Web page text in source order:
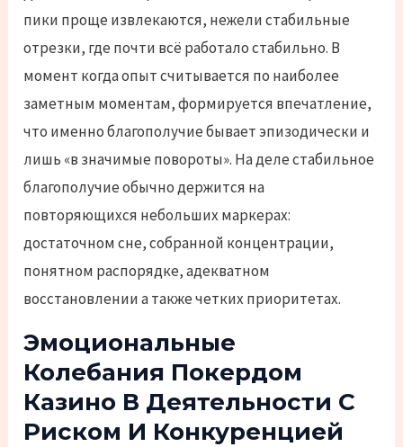
пики проще извлекаются, нежели стабильные
отрезки, где почти всё работало стабильно. В
момент когда опыт считывается по наиболее
заметным моментам, формируется впечатление,
что именно благополучие бывает эпизодически и
лишь «в значимые повороты». На деле стабильное
благополучие обычно держится на
повторяющихся небольших маркерах:
достаточном сне, собранной концентрации,
понятном распорядке, адекватном
восстановлении а также четких приоритетах.
Эмоциональные
Колебания Покердом
Казино В Деятельности С
Риском И Конкуренцией